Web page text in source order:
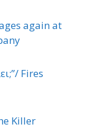
again at
Fires
Killer